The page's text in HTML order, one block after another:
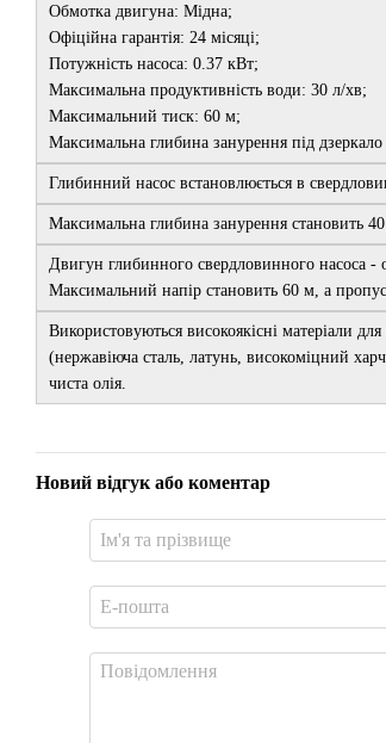
Обмотка двигуна: Мідна;
Офіційна гарантія: 24 місяці;
Потужність насоса: 0.37 кВт;
Максимальна продуктивність води: 30 л/хв;
Максимальний тиск: 60 м;
Максимальна глибина занурення під
Глибинний насос встановлюється в
Максимальна глибина занурення становить
Двигун глибинного свердловинного насоса
Максимальний напір становить 60 м, а
Використовуються високоякісні матеріали
(нержавіюча сталь, латунь, високоміцний
чиста олія.
Новий відгук або коментар